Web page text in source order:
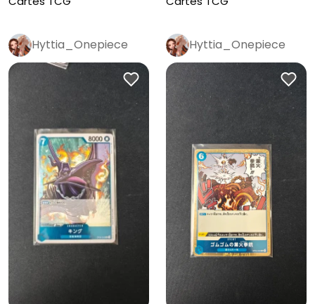
Hyttia_Onepiece Hyttia_Onepiece